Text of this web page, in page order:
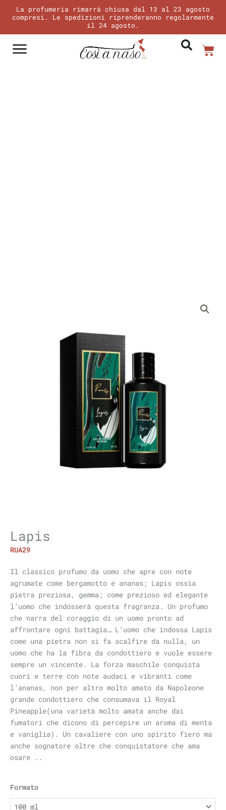
La profumeria rimarrà chiusa dal 13 al 23 agosto
compresi. Le spedizioni riprenderanno regolarmente
il 24 agosto.
Lapis
RUA29
Il classico profumo da uomo che apre con note
agrumate come bergamotto e ananas; Lapis ossia
pietra preziosa, gemma; come prezioso ed elegante
l’uomo che indosserà questa fragranza. Un profumo
che narra del coraggio di un uomo pronto ad
affrontare ogni battagia… L’uomo che indossa Lapis
come una pietra non si fa scalfire da nulla, un
uomo che ha la fibra da condottiero e vuole essere
sempre un vincente. La forza maschile conquista
cuori e terre con note audaci e vibranti come
l’ananas, non per altro molto amato da Napoleone
grande condottiero che consumava il Royal
Pineapple(una varietà molto amata anche dai
fumatori che dicono di percepire un aroma di menta
e vaniglia). Un cavaliere con uno spirito fiero ma
anche sognatore oltre che conquistatore che ama
osare ..
Formato
quantità